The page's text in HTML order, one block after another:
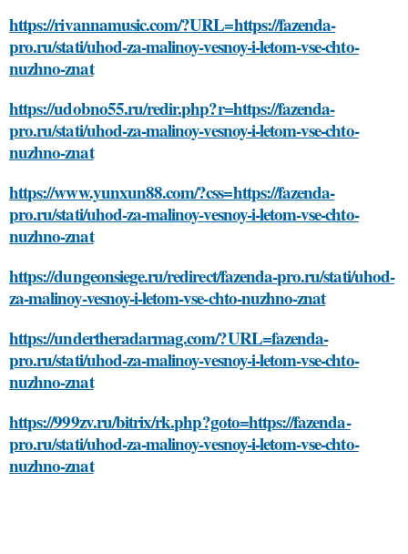
https://rivannamusic.com/?URL=https://fazenda-
pro.ru/stati/uhod-za-malinoy-vesnoy-i-letom-vse-chto-
nuzhno-znat
https://udobno55.ru/redir.php?r=https://fazenda-
pro.ru/stati/uhod-za-malinoy-vesnoy-i-letom-vse-chto-
nuzhno-znat
https://www.yunxun88.com/?css=https://fazenda-
pro.ru/stati/uhod-za-malinoy-vesnoy-i-letom-vse-chto-
nuzhno-znat
https://dungeonsiege.ru/redirect/fazenda-pro.ru/stati/uhod-
za-malinoy-vesnoy-i-letom-vse-chto-nuzhno-znat
https://undertheradarmag.com/?URL=fazenda-
pro.ru/stati/uhod-za-malinoy-vesnoy-i-letom-vse-chto-
nuzhno-znat
https://999zv.ru/bitrix/rk.php?goto=https://fazenda-
pro.ru/stati/uhod-za-malinoy-vesnoy-i-letom-vse-chto-
nuzhno-znat